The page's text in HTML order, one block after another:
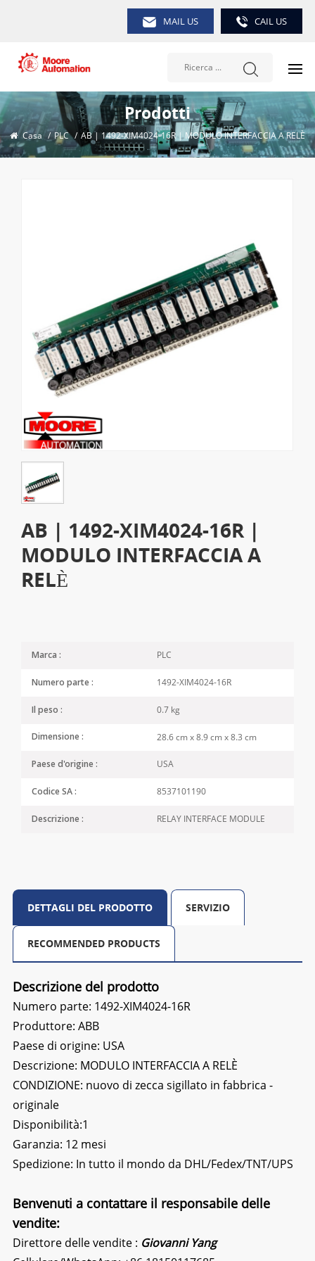
MAIL US CAIL US
Prodotti
Casa / PLC / AB | 1492-XIM4024-16R | MODULO INTERFACCIA A RELÈ
AB | 1492-XIM4024-16R |
MODULO INTERFACCIA A
RELÈ
Marca : PLC
Numero parte : 1492-XIM4024-16R
Il peso : 0.7 kg
Dimensione : 28.6 cm x 8.9 cm x 8.3 cm
Paese d'origine : USA
Codice SA : 8537101190
Descrizione : RELAY INTERFACE MODULE
DETTAGLI DEL PRODOTTO SERVIZIO
RECOMMENDED PRODUCTS
Descrizione del prodotto
Numero parte: 1492-XIM4024-16R
Produttore: ABB
Paese di origine: USA
Descrizione: MODULO INTERFACCIA A RELÈ
CONDIZIONE: nuovo di zecca sigillato in fabbrica -
originale
Disponibilità:1
Garanzia: 12 mesi
Spedizione: In tutto il mondo da DHL/Fedex/TNT/UPS
Benvenuti a contattare il responsabile delle
vendite:
Direttore delle vendite : Giovanni Yang